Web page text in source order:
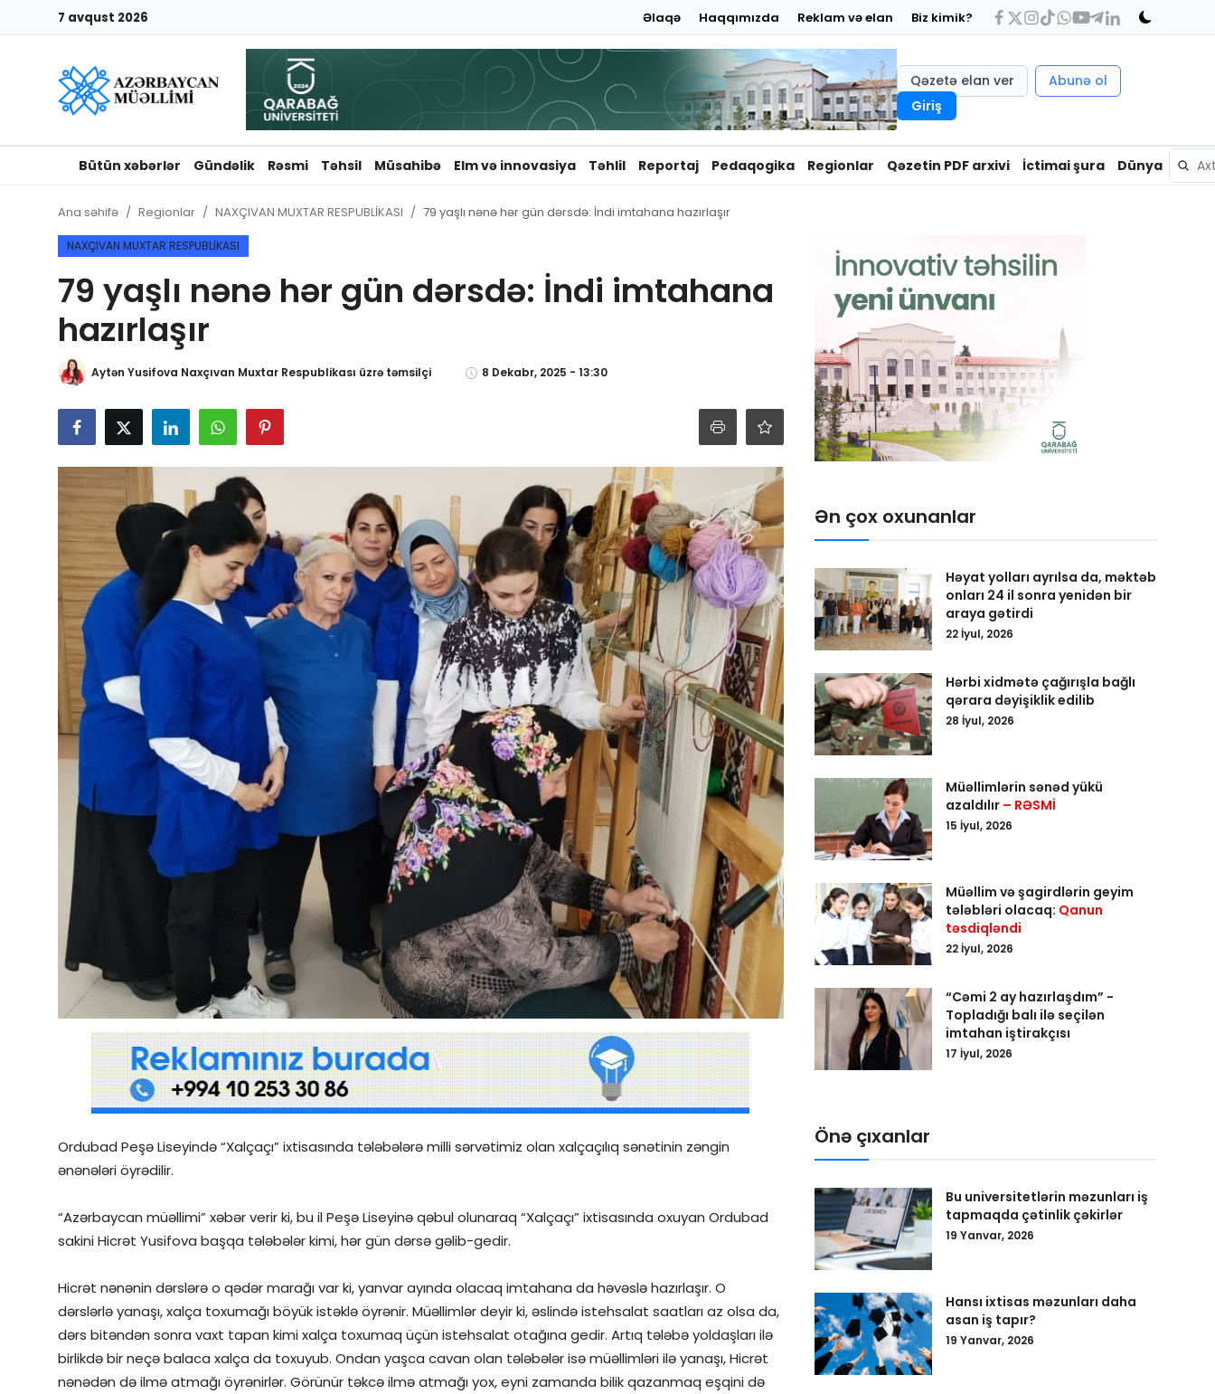
7 avqust 2026 Əlaqə Haqqımızda Reklam və elan Biz kimik?
Qəzetə elan ver
Abunə ol
Giriş
Bütün xəbərlər Gündəlik Rəsmi Təhsil Müsahibə Elm və innovasiya Təhlil Reportaj Pedaqogika Regionlar Qəzetin PDF arxivi İctimai şura Dünya
Giriş
Qeydiyyat
Qəzetə elan ver
Haqqımızda
Reklam və elan
Biz kimik?
Bütün xəbərlər
Gündəlik
Müsahibə
Elm və innovasiya
Reportaj
Pedaqogika
Qəzetin PDF arxivi
İctimai şura
Ana səhifə Regionlar NAXÇIVAN MUXTAR RESPUBLİKASI 79 yaşlı nənə hər gün dərsdə: İndi imtahana hazırlaşır
NAXÇIVAN MUXTAR RESPUBLİKASI
79 yaşlı nənə hər gün dərsdə: İndi imtahana
hazırlaşır
Aytən Yusifova Naxçıvan Muxtar Respublikası üzrə təmsilçi 8 Dekabr, 2025 - 13:30
Ordubad Peşə Liseyində “Xalçaçı” ixtisasında tələbələrə milli sərvətimiz olan xalçaçılıq sənətinin zəngin
ənənələri öyrədilir.
“Azərbaycan müəllimi” xəbər verir ki, bu il Peşə Liseyinə qəbul olunaraq “Xalçaçı” ixtisasında oxuyan Ordubad
sakini Hicrət Yusifova başqa tələbələr kimi, hər gün dərsə gəlib-gedir.
Hicrət nənənin dərslərə o qədər marağı var ki, yanvar ayında olacaq imtahana da həvəslə hazırlaşır. O
dərslərlə yanaşı, xalça toxumağı böyük istəklə öyrənir. Müəllimlər deyir ki, əslində istehsalat saatları az olsa da,
dərs bitəndən sonra vaxt tapan kimi xalça toxumaq üçün istehsalat otağına gedir. Artıq tələbə yoldaşları ilə
birlikdə bir neçə balaca xalça da toxuyub. Ondan yaşca cavan olan tələbələr isə müəllimləri ilə yanaşı, Hicrət
nənədən də ilmə atmağı öyrənirlər. Görünür təkcə ilmə atmağı yox, eyni zamanda bilik qazanmaq eşqini də
Ən çox oxunanlar
Həyat yolları ayrılsa da, məktəb
onları 24 il sonra yenidən bir
araya gətirdi
22 İyul, 2026
Hərbi xidmətə çağırışla bağlı
qərara dəyişiklik edilib
28 İyul, 2026
Müəllimlərin sənəd yükü
azaldılır – RƏSMİ
15 İyul, 2026
Müəllim və şagirdlərin geyim
tələbləri olacaq: Qanun
təsdiqləndi
22 İyul, 2026
“Cəmi 2 ay hazırlaşdım” -
Topladığı balı ilə seçilən
imtahan iştirakçısı
17 İyul, 2026
Önə çıxanlar
Bu universitetlərin məzunları iş
tapmaqda çətinlik çəkirlər
19 Yanvar, 2026
Hansı ixtisas məzunları daha
asan iş tapır?
19 Yanvar, 2026